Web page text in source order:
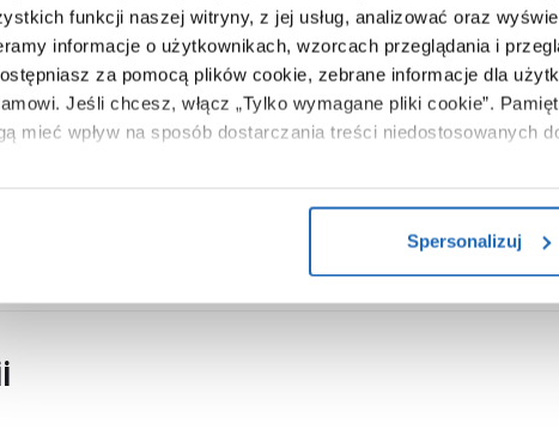
funkcji naszej witryny, z jej usług, analizować oraz
informacje o użytkownikach, wzorcach przeglądania i
za pomocą plików cookie, zebrane informacje dla
Jeśli chcesz, włącz „Tylko wymagane pliki cookie”.
mieć wpływ na sposób dostarczania treści niedostosowanych
uzyskać więcej informacji na temat plików plików cookie, kliknij
Spersonalizuj
profili
czarny
profili
połysk
EAN
z opakowaniem
94 x 4